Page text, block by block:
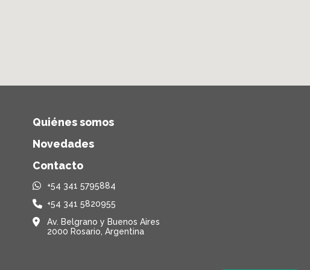
Quiénes somos
Novedades
Contacto
+54 341 5795884
+54 341 5820955
Av. Belgrano y Buenos Aires
2000 Rosario, Argentina